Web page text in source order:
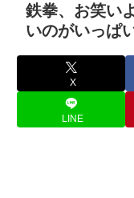
鉄拳、お笑い
いのがいっぱ
X
LINE